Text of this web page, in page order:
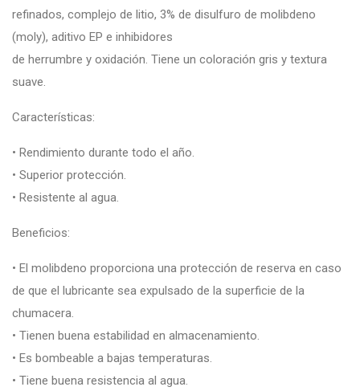
refinados, complejo de litio, 3% de disulfuro de molibdeno
(moly), aditivo EP e inhibidores
de herrumbre y oxidación. Tiene un coloración gris y textura
suave.
Características:
• Rendimiento durante todo el año.
• Superior protección.
• Resistente al agua.
Beneficios:
• El molibdeno proporciona una protección de reserva en caso
de que el lubricante sea expulsado de la superficie de la
chumacera.
• Tienen buena estabilidad en almacenamiento.
• Es bombeable a bajas temperaturas.
• Tiene buena resistencia al agua.